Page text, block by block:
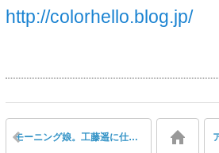
http://colorhello.blog.jp/
モーニング娘。工藤遥に仕掛けたいドッキリは？ ア